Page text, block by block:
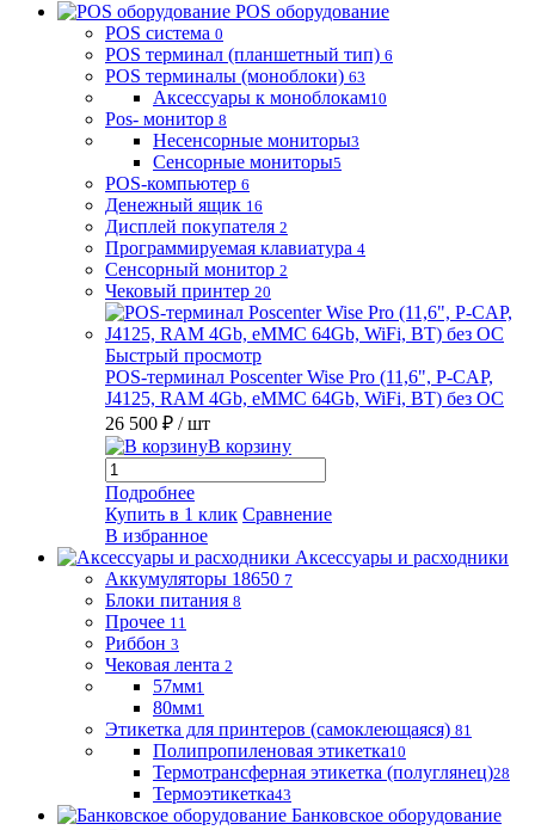
POS оборудование
POS система 0
POS терминал (планшетный тип) 6
POS терминалы (моноблоки) 63
Аксессуары к моноблокам10
Pos- монитор 8
Несенсорные мониторы3
Сенсорные мониторы5
POS-компьютер 6
Денежный ящик 16
Дисплей покупателя 2
Программируемая клавиатура 4
Сенсорный монитор 2
Чековый принтер 20
Быстрый просмотр
POS-терминал Poscenter Wise Pro (11,6", P-CAP,
J4125, RAM 4Gb, eMMC 64Gb, WiFi, BT) без ОС
26 500 ₽ / шт
В корзину
Подробнее
Купить в 1 клик Сравнение
В избранное
Аксессуары и расходники
Аккумуляторы 18650 7
Блоки питания 8
Прочее 11
Риббон 3
Чековая лента 2
57мм1
80мм1
Этикетка для принтеров (самоклеющаяся) 81
Полипропиленовая этикетка10
Термотрансферная этикетка (полуглянец)28
Термоэтикетка43
Банковское оборудование